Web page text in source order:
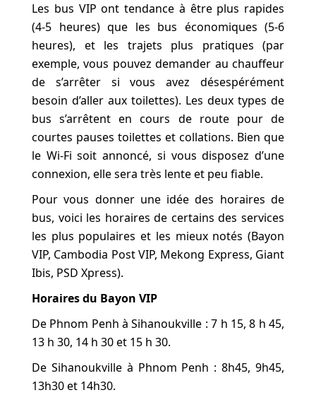
Les bus VIP ont tendance à être plus rapides
(4-5 heures) que les bus économiques (5-6
heures), et les trajets plus pratiques (par
exemple, vous pouvez demander au chauffeur
de s’arrêter si vous avez désespérément
besoin d’aller aux toilettes). Les deux types de
bus s’arrêtent en cours de route pour de
courtes pauses toilettes et collations. Bien que
le Wi-Fi soit annoncé, si vous disposez d’une
connexion, elle sera très lente et peu fiable.
Pour vous donner une idée des horaires de
bus, voici les horaires de certains des services
les plus populaires et les mieux notés (Bayon
VIP, Cambodia Post VIP, Mekong Express, Giant
Ibis, PSD Xpress).
Horaires du Bayon VIP
De Phnom Penh à Sihanoukville : 7 h 15, 8 h 45,
13 h 30, 14 h 30 et 15 h 30.
De Sihanoukville à Phnom Penh : 8h45, 9h45,
13h30 et 14h30.